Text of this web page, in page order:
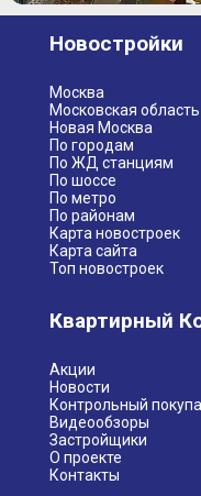
Новостройки
Москва
Московская область
Новая Москва
По городам
По ЖД станциям
По шоссе
По метро
По районам
Карта новостроек
Карта сайта
Топ новостроек
Квартирный
Акции
Новости
Контрольный
Видеообзоры
Застройщики
О проекте
Контакты